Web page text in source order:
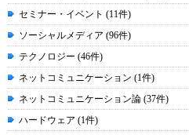
セミナー・イベント (11件)
ソーシャルメディア (96件)
テクノロジー (46件)
ネットコミュニケーション (1件)
ネットコミュニケーション論 (37件)
ハードウェア (1件)